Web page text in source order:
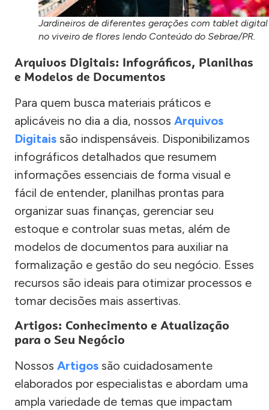
Jardineiros de diferentes gerações com tablet digital
no viveiro de flores lendo Conteúdo do Sebrae/PR.
Arquivos Digitais: Infográficos, Planilhas
e Modelos de Documentos
Para quem busca materiais práticos e
aplicáveis no dia a dia, nossos Arquivos
Digitais são indispensáveis. Disponibilizamos
infográficos detalhados que resumem
informações essenciais de forma visual e
fácil de entender, planilhas prontas para
organizar suas finanças, gerenciar seu
estoque e controlar suas metas, além de
modelos de documentos para auxiliar na
formalização e gestão do seu negócio. Esses
recursos são ideais para otimizar processos e
tomar decisões mais assertivas.
Artigos: Conhecimento e Atualização
para o Seu Negócio
Nossos Artigos são cuidadosamente
elaborados por especialistas e abordam uma
ampla variedade de temas que impactam